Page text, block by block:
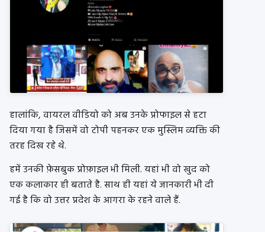
हालांकि, वायरल वीडियो को अब उनके प्रोफाइल से हटा
दिया गया है जिसमें वो टोपी पहनकर एक मुस्लिम व्यक्ति की
तरह दिख रहे थे.
हमें उनकी फ़ेसबुक प्रोफ़ाइल भी मिली. यहां भी वो खुद को
एक कलाकार ही बताते है. साथ ही यहां ये जानकारी भी दी
गई है कि वो उत्तर प्रदेश के आगरा के रहने वाले हैं.